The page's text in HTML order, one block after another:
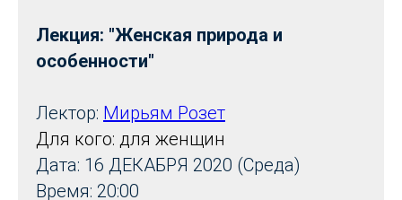
Лекция: "Женская природа и
особенности"
Лектор: Мирьям Розет
Для кого: для женщин
Дата: 16 ДЕКАБРЯ 2020 (Среда)
Время: 20:00